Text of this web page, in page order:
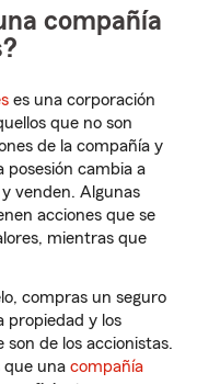
compañía
es una corporación
que no son
de la compañía y
posesión cambia a
venden. Algunas
acciones que se
mientras que
compras un seguro
propiedad y los
de los accionistas.
que una compañía